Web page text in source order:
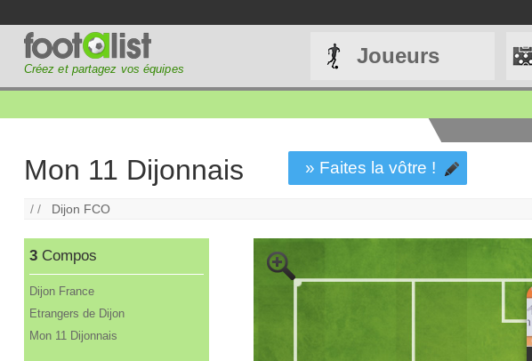
Créez et partagez vos équipes
Joueurs
Mon 11 Dijonnais » Faites la vôtre !
/ / Dijon FCO
3 Compos
Dijon France
Etrangers de Dijon
Mon 11 Dijonnais